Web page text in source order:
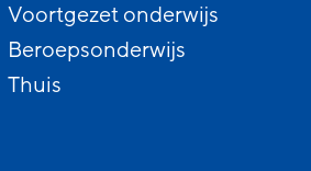
Voortgezet onderwijs
Beroepsonderwijs
Thuis